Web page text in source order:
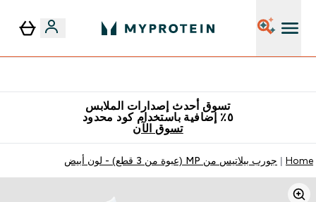
تسوق أحدث إصدارات الملابس
٥٪ إضافية باستخدام كود محدود
تسوق الآن
Home جورب بيلاتيس من MP (عبوة من 3 قطع) - لون أبيض